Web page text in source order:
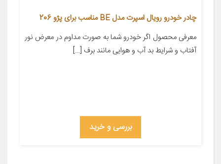
چادر خودرو رویال اسپرت مدل BE مناسب برای پژو 206
معرفی محصول اگر خودرو شما به صورت مداوم در معرض نور
آفتاب و شرایط بد آب و هوایی مانند برف […]
بررسی و خرید